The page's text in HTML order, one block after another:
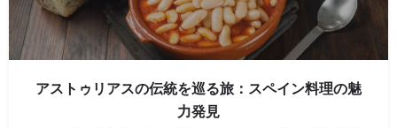
アストゥリアスの伝統を巡る旅：スペイン料理の魅
力発見